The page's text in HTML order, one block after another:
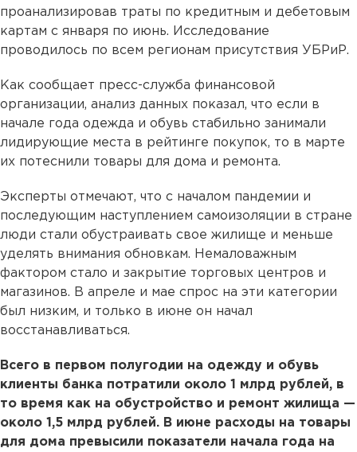
проанализировав траты по кредитным и дебетовым
картам с января по июнь. Исследование
проводилось по всем регионам присутствия УБРиР.
Как сообщает пресс-служба финансовой
организации, анализ данных показал, что если в
начале года одежда и обувь стабильно занимали
лидирующие места в рейтинге покупок, то в марте
их потеснили товары для дома и ремонта.
Эксперты отмечают, что с началом пандемии и
последующим наступлением самоизоляции в стране
люди стали обустраивать свое жилище и меньше
уделять внимания обновкам. Немаловажным
фактором стало и закрытие торговых центров и
магазинов. В апреле и мае спрос на эти категории
был низким, и только в июне он начал
восстанавливаться.
Всего в первом полугодии на одежду и обувь
клиенты банка потратили около 1 млрд рублей, в
то время как на обустройство и ремонт жилища —
около 1,5 млрд рублей. В июне расходы на товары
для дома превысили показатели начала года на